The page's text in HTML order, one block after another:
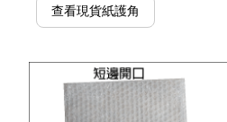
查看現貨紙護角